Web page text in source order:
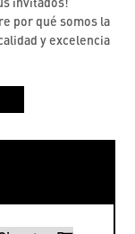
por qué somos la
y excelencia